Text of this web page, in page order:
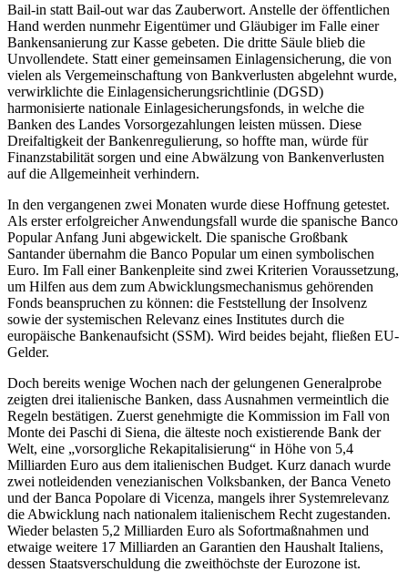
Bail-in statt Bail-out war das Zauberwort. Anstelle der öffentlichen
Hand werden nunmehr Eigentümer und Gläubiger im Falle einer
Bankensanierung zur Kasse gebeten. Die dritte Säule blieb die
Unvollendete. Statt einer gemeinsamen Einlagensicherung, die von
vielen als Vergemeinschaftung von Bankverlusten abgelehnt wurde,
verwirklichte die Einlagensicherungsrichtlinie (DGSD)
harmonisierte nationale Einlagesicherungsfonds, in welche die
Banken des Landes Vorsorgezahlungen leisten müssen. Diese
Dreifaltigkeit der Bankenregulierung, so hoffte man, würde für
Finanzstabilität sorgen und eine Abwälzung von Bankenverlusten
auf die Allgemeinheit verhindern.
In den vergangenen zwei Monaten wurde diese Hoffnung getestet.
Als erster erfolgreicher Anwendungsfall wurde die spanische Banco
Popular Anfang Juni abgewickelt. Die spanische Großbank
Santander übernahm die Banco Popular um einen symbolischen
Euro. Im Fall einer Bankenpleite sind zwei Kriterien Voraussetzung,
um Hilfen aus dem zum Abwicklungsmechanismus gehörenden
Fonds beanspruchen zu können: die Feststellung der Insolvenz
sowie der systemischen Relevanz eines Institutes durch die
europäische Bankenaufsicht (SSM). Wird beides bejaht, fließen EU-
Gelder.
Doch bereits wenige Wochen nach der gelungenen Generalprobe
zeigten drei italienische Banken, dass Ausnahmen vermeintlich die
Regeln bestätigen. Zuerst genehmigte die Kommission im Fall von
Monte dei Paschi di Siena, die älteste noch existierende Bank der
Welt, eine „vorsorgliche Rekapitalisierung“ in Höhe von 5,4
Milliarden Euro aus dem italienischen Budget. Kurz danach wurde
zwei notleidenden venezianischen Volksbanken, der Banca Veneto
und der Banca Popolare di Vicenza, mangels ihrer Systemrelevanz
die Abwicklung nach nationalem italienischem Recht zugestanden.
Wieder belasten 5,2 Milliarden Euro als Sofortmaßnahmen und
etwaige weitere 17 Milliarden an Garantien den Haushalt Italiens,
dessen Staatsverschuldung die zweithöchste der Eurozone ist.